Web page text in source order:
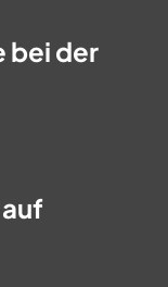
bei der